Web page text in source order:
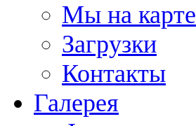
Мы на карте
Загрузки
Контакты
Галерея